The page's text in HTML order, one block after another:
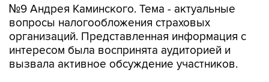
№9 Андрея Каминского. Тема - актуальные
вопросы налогообложения страховых
организаций. Представленная информация с
интересом была воспринята аудиторией и
вызвала активное обсуждение участников.